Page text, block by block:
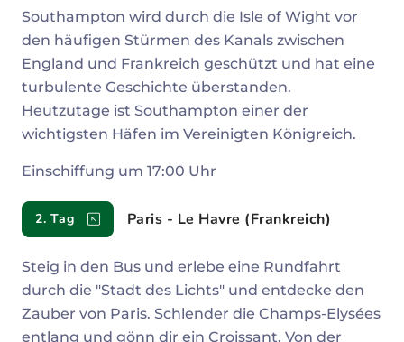
Southampton wird durch die Isle of Wight vor
den häufigen Stürmen des Kanals zwischen
England und Frankreich geschützt und hat eine
turbulente Geschichte überstanden.
Heutzutage ist Southampton einer der
wichtigsten Häfen im Vereinigten Königreich.
Einschiffung um 17:00 Uhr
2. Tag Paris - Le Havre (Frankreich)
Steig in den Bus und erlebe eine Rundfahrt
durch die "Stadt des Lichts" und entdecke den
Zauber von Paris. Schlender die Champs-Elysées
entlang und gönn dir ein Croissant. Von der